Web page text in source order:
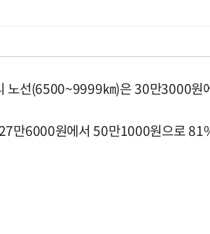
노선(6500~9999㎞)은 30만3000
만6000원에서 50만1000원으로